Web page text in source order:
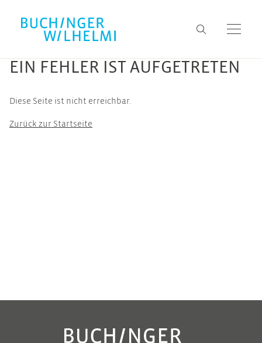
EIN FEHLER IST AUFGETRETEN
Diese Seite ist nicht erreichbar.
Zurück zur Startseite